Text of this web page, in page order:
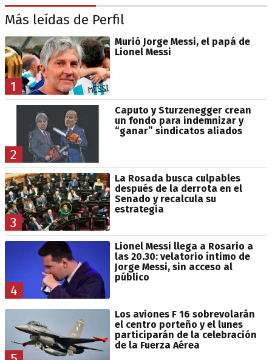
Más leídas de Perfil
1
Murió Jorge Messi, el papá de
Lionel Messi
2
Caputo y Sturzenegger crean
un fondo para indemnizar y
“ganar” sindicatos aliados
3
La Rosada busca culpables
después de la derrota en el
Senado y recalcula su
estrategia
4
Lionel Messi llega a Rosario a
las 20.30: velatorio íntimo de
Jorge Messi, sin acceso al
público
Los aviones F 16 sobrevolarán
el centro porteño y el lunes
participarán de la celebración
de la Fuerza Aérea